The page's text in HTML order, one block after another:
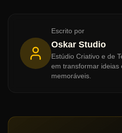
Escrito por
Oskar Studio
Estúdio Criativo e de
em transformar ideias
memoráveis.